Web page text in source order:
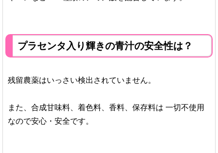
プラセンタ入り輝きの青汁の安全性は？
残留農薬はいっさい検出されていません。
また、合成甘味料、着色料、香料、保存料は 一切不使用
なので安心・安全です。